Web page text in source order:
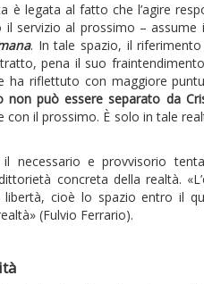
è legata al fatto che l’agire
servizio al prossimo –
. In tale spazio, il
pena il suo
ha riflettuto con maggiore
non può essere separato da
con il prossimo. È solo in tale
il necessario e provvisorio
concreta della realtà.
cioè lo spazio entro il
(Fulvio Ferrario).